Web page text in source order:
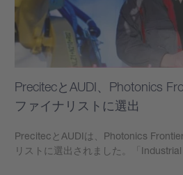
PrecitecとAUDI、Photonics
ファイナリストに選出
PrecitecとAUDIは、Photonics
リストに選出されました。「